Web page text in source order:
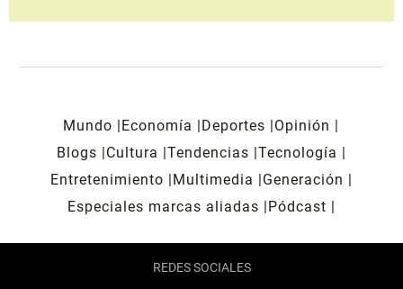
Mundo Economía Deportes
Opinión
Blogs
Cultura Tendencias Tecnología
Entretenimiento
Multimedia
Generación
Especiales marcas aliadas
Pódcast
REDES SOCIALES